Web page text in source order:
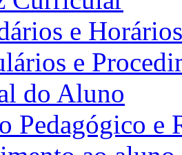
e Horários
e
do Aluno
Pedagógico e